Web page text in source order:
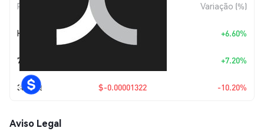
Período Variação do Valor Variação (%)
Hoje +$0.0000072 +6.60%
7 Dias +7.20%
30 Dias $-0.00001322 -10.20%
Aviso Legal